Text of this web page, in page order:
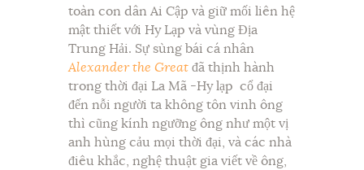
toàn con dân Ai Cập và giữ mối liên hệ
mật thiết với Hy Lạp và vùng Địa
Trung Hải. Sự sùng bái cá nhân
Alexander the Great đã thịnh hành
trong thời đại La Mã -Hy lạp cổ đại
đến nỗi người ta không tôn vinh ông
thì cũng kính ngưỡng ông như một vị
anh hùng cảu mọi thời đại, và các nhà
điêu khắc, nghệ thuật gia viết về ông,